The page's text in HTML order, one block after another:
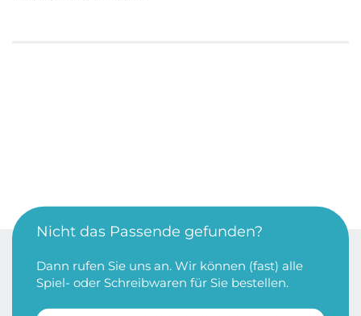
Nicht das Passende gefunden?
Dann rufen Sie uns an. Wir können (fast) alle
Spiel- oder Schreibwaren für Sie bestellen.